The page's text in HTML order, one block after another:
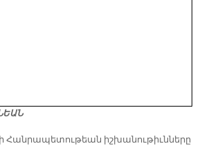
իշխանութիւնները